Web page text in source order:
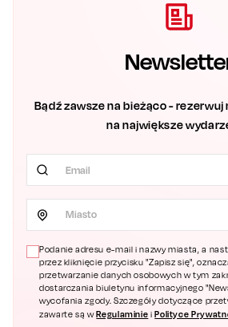
Bądź zawsze na bieżąco -
na największe
Miasto
Podanie adresu e-mail i nazwy miasta, a
przez kliknięcie przycisku "Zapisz się",
przetwarzanie danych osobowych w tym
dostarczania biuletynu informacyjnego
wycofania zgody. Szczegóły dotyczące
zawarte są wRegulaminie i Polityce